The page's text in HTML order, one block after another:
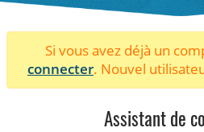
Si vous avez déjà un
connecter. Nouvel
Assistant de